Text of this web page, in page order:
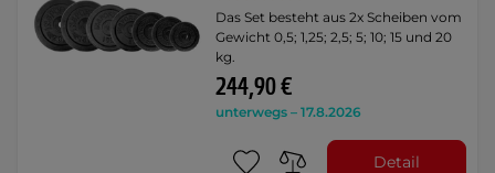
Das Set besteht aus 2x Scheiben vom
Gewicht 0,5; 1,25; 2,5; 5; 10; 15 und 20
kg.
244,90 €
unterwegs – 17.8.2026
Detail